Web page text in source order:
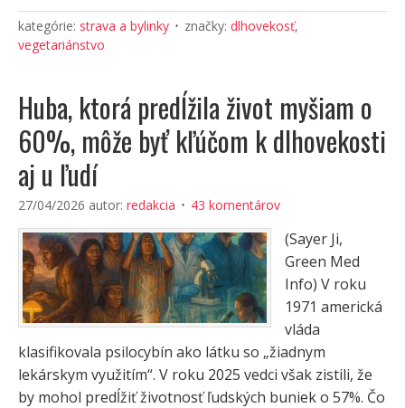
kategórie: strava a bylinky značky: dlhovekosť,
vegetariánstvo
Huba, ktorá predĺžila život myšiam o
60%, môže byť kľúčom k dlhovekosti
aj u ľudí
27/04/2026 autor: redakcia 43 komentárov
(Sayer Ji,
Green Med
Info) V roku
1971 americká
vláda
klasifikovala psilocybín ako látku so „žiadnym
lekárskym využitím“. V roku 2025 vedci však zistili, že
by mohol predĺžiť životnosť ľudských buniek o 57%. Čo